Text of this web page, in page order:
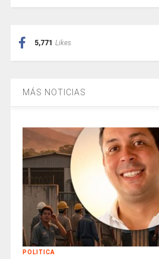
5,771 Likes
MÁS NOTICIAS
POLITICA